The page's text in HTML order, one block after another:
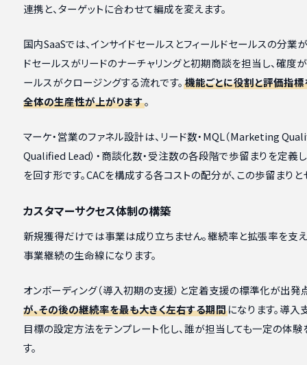
連携と、ターゲットに合わせて編成を変えます。
国内SaaSでは、インサイドセールスとフィールドセールスの分業
ドセールスがリードのナーチャリングと初期商談を担当し、確度
ールスがクロージングする流れです。 機能ごとに役割と評価指標
全体の生産性が上がります。
マーケ・営業のファネル設計は、リード数・MQL（Marketing
Qualified Lead）・商談化数・受注数の各段階で歩留まりを定義
を回す形です。CACを構成する各コストの配分が、この歩留まりと
カスタマーサクセス体制の構築
新規獲得だけでは事業は成り立ちません。継続率と拡張率を支
事業継続の生命線になります。
オンボーディング（導入初期の支援）と定着支援の標準化が出発
が、その後の継続率を最も大きく左右する期間になります。導入
目標の設定方法をテンプレート化し、誰が担当しても一定の体
す。